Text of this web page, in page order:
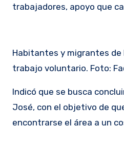
trabajadores, apoyo que
Habitantes y migrantes de
trabajo voluntario. Foto:
Indicó que se busca
José, con el objetivo de
encontrarse el área a un